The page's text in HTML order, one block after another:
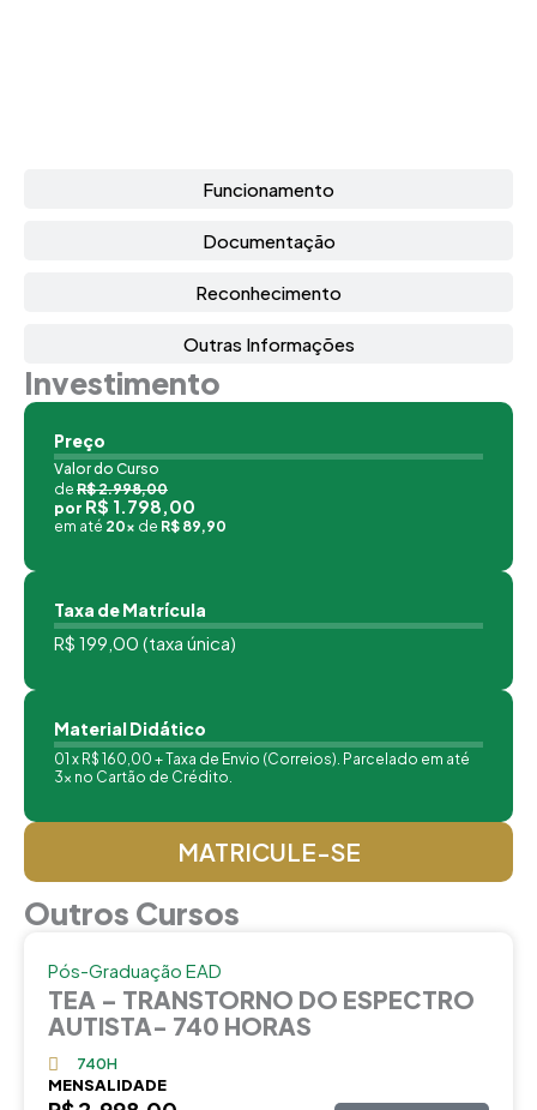
Funcionamento
Documentação
Reconhecimento
Outras Informações
Investimento
Preço
Valor do Curso
de R$ 2.998,00
por R$ 1.798,00
em até 20x de R$ 89,90
Taxa de Matrícula
R$ 199,00 (taxa única)
Material Didático
01 x R$ 160,00 + Taxa de Envio (Correios). Parcelado em até
3x no Cartão de Crédito.
MATRICULE-SE
Outros Cursos
Pós-Graduação EAD
TEA – TRANSTORNO DO ESPECTRO
AUTISTA- 740 HORAS
740H
MENSALIDADE